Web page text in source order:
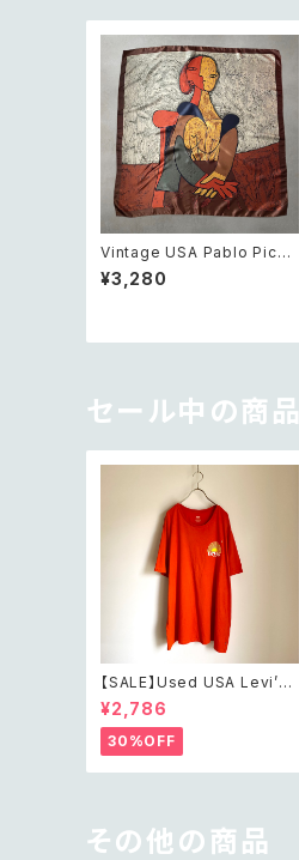
Vintage USA Pablo Picas
so art design scarf レトロ
アメリカ ヴィンテージ パブ
¥3,280
セール中の商品
【SALE】Used USA Levi’s
sunrise design orange t
shirt レトロ アメリカ ユーズ
ド 古着 リーバイス サンライズ
デザイン オレンジ Tシャツ X
XL
¥2,786
30%OFF
その他の商品